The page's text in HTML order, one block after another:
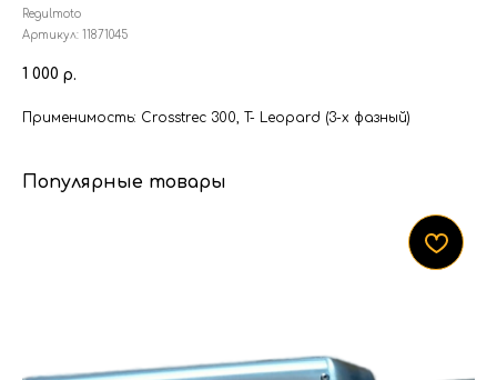
Regulmoto
Артикул: 11871045
1 000 р.
Применимость: Crosstrec 300, T- Leopard (3-х фазный)
Популярные товары